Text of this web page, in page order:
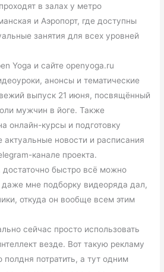
в залах у метро
и Аэропорт, где доступны
занятия для всех уровней
Yoga и сайте openyoga.ru
анонсы и тематические
выпуск 21 июня, посвящённый
мужчин в йоге. Также
онлайн-курсы и подготовку
актуальные новости и расписания
канале проекта.
достаточно быстро всё можно
даже мне подборку видеоряда дал,
откуда он вообще всем этим
сейчас просто использовать
везде. Вот такую рекламу
потратить, а тут одним